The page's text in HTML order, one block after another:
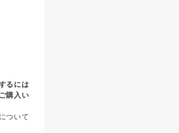
るには
購入い
ついて